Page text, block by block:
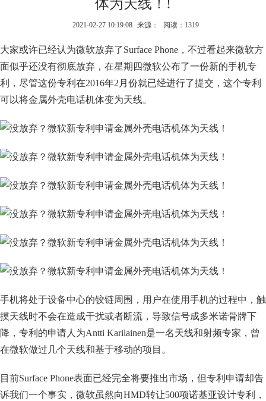
体为天线！!
2021-02-27 10:19:08 来源： 阅读：1319
大家或许已经认为微软放弃了Surface Phone，不过看起来微软方
面似乎还没有彻底放弃，在星期四微软公布了一份新的手机专
利，尽管这份专利在2016年2月份就已经进行了提交，这个专利
可以将金属外壳电话机体变为天线。
手机将处于设备中心的铰链周围，用户在使用手机的过程中，触
摸天线时不会在造成干扰或者断流，导致信号成多米诺骨牌下
降，专利的申请人为Antti Karilainen是一名天线和射频专家，曾
在微软做过几个天线和基于移动的项目。
目前Surface Phone表面已经完全将要推出市场，但专利申请却告
诉我们一个事实，微软虽然向HMD转让500项诺基亚设计专利，